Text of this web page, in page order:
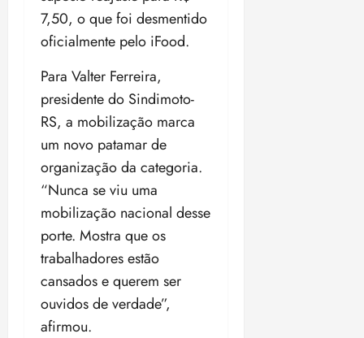
7,50, o que foi desmentido
oficialmente pelo iFood.
Para Valter Ferreira,
presidente do Sindimoto-
RS, a mobilização marca
um novo patamar de
organização da categoria.
“Nunca se viu uma
mobilização nacional desse
porte. Mostra que os
trabalhadores estão
cansados e querem ser
ouvidos de verdade”,
afirmou.